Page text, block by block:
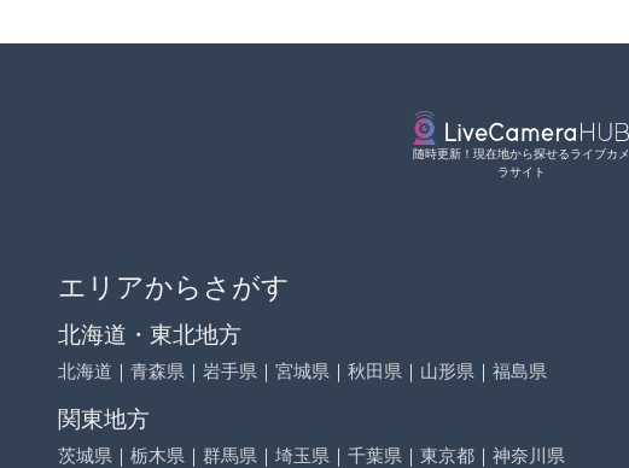
随時更新！現在地から探せるライブカメ
ラサイト
エリアからさがす
北海道・東北地方
北海道 ｜ 青森県 ｜ 岩手県 ｜ 宮城県 ｜ 秋田県 ｜ 山形県 ｜ 福島県
関東地方
茨城県 ｜ 栃木県 ｜ 群馬県 ｜ 埼玉県 ｜ 千葉県 ｜ 東京都 ｜ 神奈川県